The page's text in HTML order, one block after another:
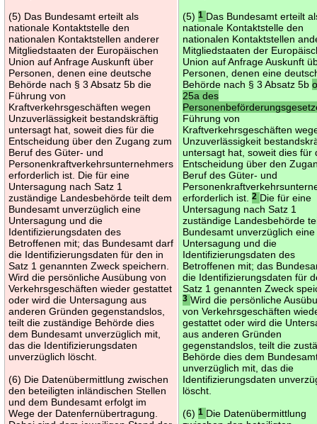
(5) Das Bundesamt erteilt als
nationale Kontaktstelle den
nationalen Kontaktstellen anderer
Mitgliedstaaten der Europäischen
Union auf Anfrage Auskunft über
Personen, denen eine deutsche
Behörde nach § 3 Absatz 5b die
Führung von
Kraftverkehrsgeschäften wegen
Unzuverlässigkeit bestandskräftig
untersagt hat, soweit dies für die
Entscheidung über den Zugang zum
Beruf des Güter- und
Personenkraftverkehrsunternehmers
erforderlich ist. Die für eine
Untersagung nach Satz 1
zuständige Landesbehörde teilt dem
Bundesamt unverzüglich eine
Untersagung und die
Identifizierungsdaten des
Betroffenen mit; das Bundesamt darf
die Identifizierungsdaten für den in
Satz 1 genannten Zweck speichern.
Wird die persönliche Ausübung von
Verkehrsgeschäften wieder gestattet
oder wird die Untersagung aus
anderen Gründen gegenstandslos,
teilt die zuständige Behörde dies
dem Bundesamt unverzüglich mit,
das die Identifizierungsdaten
unverzüglich löscht.
(6) Die Datenübermittlung zwischen
den beteiligten inländischen Stellen
und dem Bundesamt erfolgt im
Wege der Datenfernübertragung.
(5)1 Das Bundesamt erteilt
nationale Kontaktstelle den
nationalen Kontaktstellen
Mitgliedstaaten der
Union auf Anfrage Auskunft
Personen, denen eine
Behörde nach § 3 Absatz 5b
25a des
Führung von
Kraftverkehrsgeschäften
Unzuverlässigkeit
untersagt hat, soweit dies für
Entscheidung über den
Beruf des Güter- und
erforderlich ist.2 Die für eine
Untersagung nach Satz 1
zuständige Landesbehörde
Bundesamt unverzüglich eine
Untersagung und die
Identifizierungsdaten des
Betroffenen mit; das
die Identifizierungsdaten für
Satz 1 genannten Zweck
3 Wird die persönliche
von Verkehrsgeschäften
gestattet oder wird die
aus anderen Gründen
gegenstandslos, teilt die
Behörde dies dem
unverzüglich mit, das die
Identifizierungsdaten
löscht.
(6)1 Die Datenübermittlung